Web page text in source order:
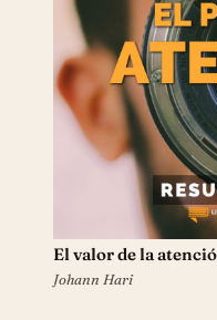
El valor de la
Johann Hari